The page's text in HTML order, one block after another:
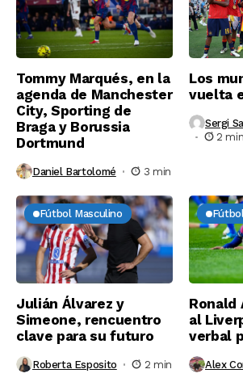
Tommy Marqués, en la
agenda de Manchester
City, Sporting de
Braga y Borussia
Dortmund
Daniel Bartolomé 3 min
Los
vuelta
Sergi
2 min
Fútbol Masculino
Julián Álvarez y
Simeone, rencuentro
clave para su futuro
Roberta Esposito 2 min
Ronald
al
verbal
Alex